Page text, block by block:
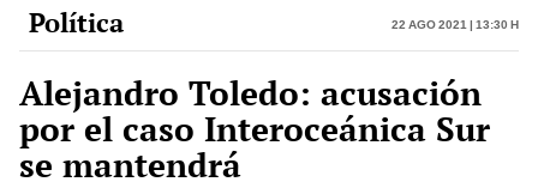
Política 22 Ago 2021 | 13:30 h
Alejandro Toledo: acusación
por el caso Interoceánica Sur
se mantendrá